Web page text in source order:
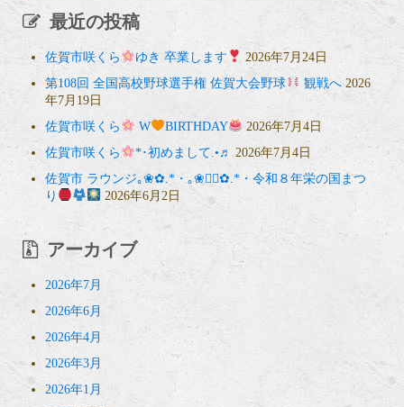
最近の投稿
佐賀市咲くら ゆき 卒業します
2026年7月24日
第108回 全国高校野球選手権 佐賀大会野球
観戦へ 2026
年7月19日
佐賀市咲くら
W BIRTHDAY
2026年7月4日
佐賀市咲くら
*･初めまして.•♬ 2026年7月4日
佐賀市 ラウンジ｡❀✿.*・｡❀❁⃘✿.*・令和８年栄の国まつ
り
2026年6月2日
アーカイブ
2026年7月
2026年6月
2026年4月
2026年3月
2026年1月